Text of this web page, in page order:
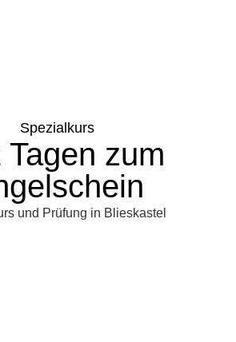
Spezialkurs
Tagen zum
und Prüfung in Blieskastel